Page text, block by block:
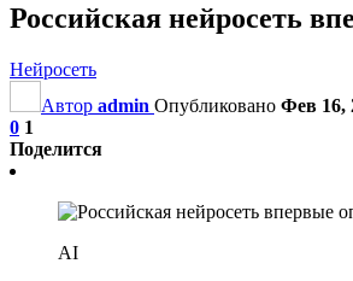
Российская нейросеть
Нейросеть
Автор admin Опубликовано Фев 16,
0 1
Поделится
AI